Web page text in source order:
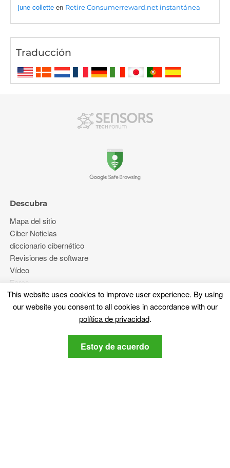
june collette en Retire Consumerreward.net instantánea
Traducción
This website uses cookies to improve user experience. By using
our website you consent to all cookies in accordance with our
política de privacidad.
Estoy de acuerdo
Descubra
Mapa del sitio
Ciber Noticias
diccionario cibernético
Revisiones de software
Vídeo
Foros